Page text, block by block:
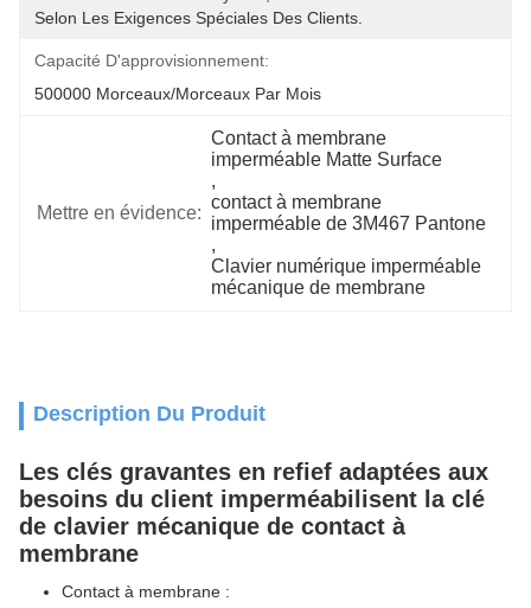
Selon Les Exigences Spéciales Des Clients.
Capacité D'approvisionnement:
500000 Morceaux/morceaux Par Mois
Mettre en évidence:
Contact à membrane
imperméable Matte Surface
,
contact à membrane
imperméable de 3M467 Pantone
,
Clavier numérique imperméable
mécanique de membrane
Description Du Produit
Les clés gravantes en refief adaptées aux
besoins du client imperméabilisent la clé
de clavier mécanique de contact à
membrane
Contact à membrane :